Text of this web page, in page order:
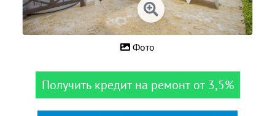
Фото
Получить кредит на ремонт от 3,5%